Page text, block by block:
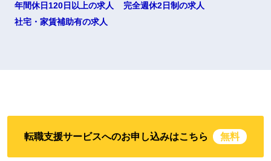
年間休日120日以上の求人
完全週休2日制の求人
社宅・家賃補助有の求人
転職支援サービスへのお申し込みはこちら 無料